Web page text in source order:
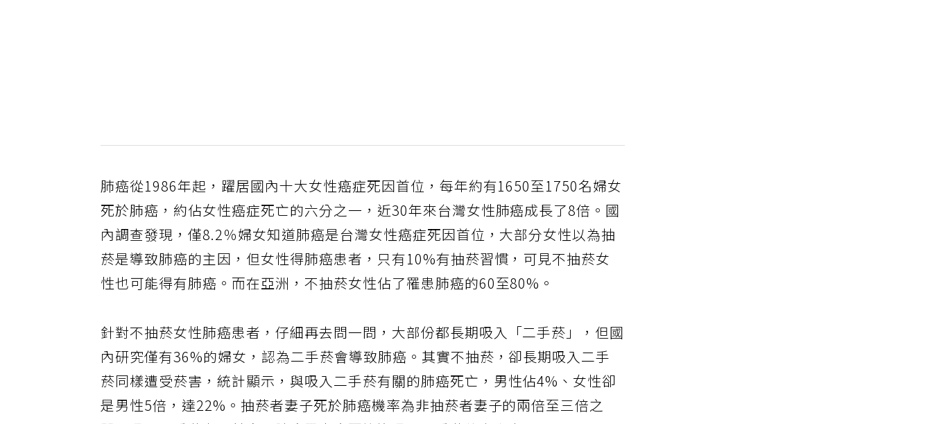
肺癌從1986年起，躍居國內十大女性癌症死因首位，每年約有1650至1750名婦女
死於肺癌，約佔女性癌症死亡的六分之一，近30年來台灣女性肺癌成長了8倍。國
內調查發現，僅8.2％婦女知道肺癌是台灣女性癌症死因首位，大部分女性以為抽
菸是導致肺癌的主因，但女性得肺癌患者，只有10%有抽菸習慣，可見不抽菸女
性也可能得有肺癌。而在亞洲，不抽菸女性佔了罹患肺癌的60至80%。
針對不抽菸女性肺癌患者，仔細再去問一問，大部份都長期吸入「二手菸」，但國
內研究僅有36%的婦女，認為二手菸會導致肺癌。其實不抽菸，卻長期吸入二手
菸同樣遭受菸害，統計顯示，與吸入二手菸有關的肺癌死亡，男性佔4%、女性卻
是男性5倍，達22%。抽菸者妻子死於肺癌機率為非抽菸者妻子的兩倍至三倍之